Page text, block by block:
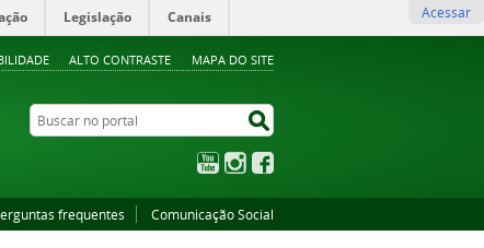
ALTO CONTRASTE MAPA DO SITE
Legislação Canais Acessar
Buscar no portal
YouTubeInstagram
frequentes Comunicação Social